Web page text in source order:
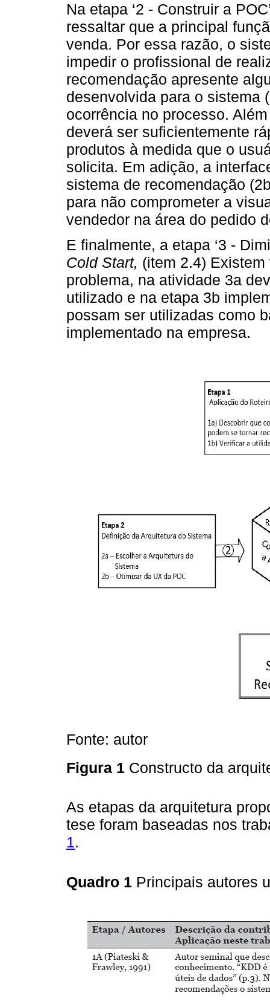
Na etapa ‘2 - Construir a
ressaltar que a principal
venda. Por essa razão, o
impedir o profissional de
recomendação apresente
desenvolvida para o sistema
ocorrência no processo.
deverá ser suficientemente
produtos à medida que o
solicita. Em adição, a
sistema de recomendação
para não comprometer a
vendedor na área do pedido
E finalmente, a etapa ‘3 -
Cold Start, (item 2.4)
problema, na atividade 3a
utilizado e na etapa 3b
possam ser utilizadas como
implementado na empresa.
Fonte: autor
Figura 1 Constructo da
As etapas da arquitetura
tese foram baseadas nos
1.
Quadro 1 Principais autores